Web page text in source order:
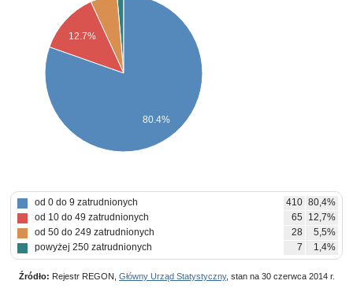
12.7%
80.4%
od 0 do 9 zatrudnionych 410 80,4%
od 10 do 49 zatrudnionych
65
12,7%
od 50 do 249 zatrudnionych
28
5,5%
powyżej 250 zatrudnionych
7 1,4%
Źródło: Rejestr REGON, Główny Urząd Statystyczny, stan na 30 czerwca 2014 r.